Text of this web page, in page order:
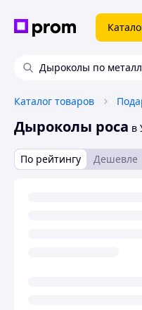
Дыроколы по
Каталог товаров
Дыроколы роса в
По рейтингу Дешевле